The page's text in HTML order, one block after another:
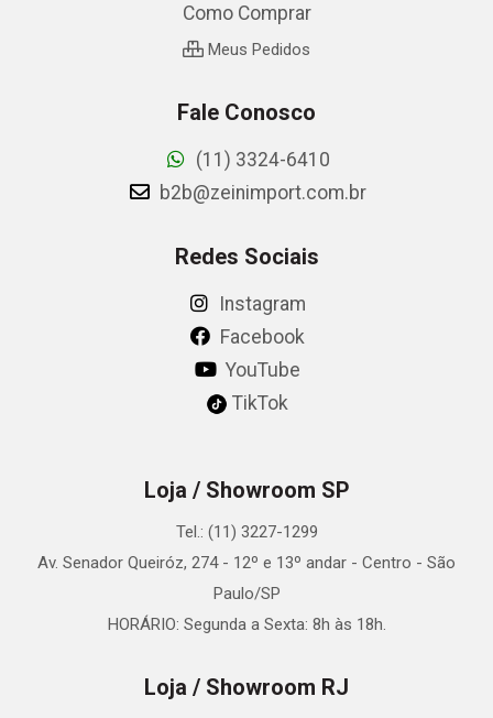
Como Comprar
Meus Pedidos
Fale Conosco
(11) 3324-6410
b2b@zeinimport.com.br
Redes Sociais
Instagram
Facebook
YouTube
TikTok
Loja / Showroom SP
Tel.: (11) 3227-1299
Av. Senador Queiróz, 274 - 12º e 13º andar - Centro - São
Paulo/SP
HORÁRIO: Segunda a Sexta: 8h às 18h.
Loja / Showroom RJ